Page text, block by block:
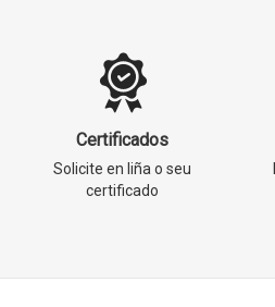
Certificados
Solicite en liña o seu
certificado